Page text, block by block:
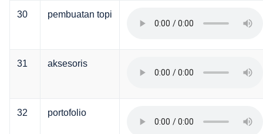
30 pembuatan topi
31 aksesoris
32 portofolio